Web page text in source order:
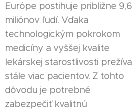
Európe postihuje približne 9,6
miliónov ľudí. Vďaka
technologickým pokrokom
medicíny a vyššej kvalite
lekárskej starostlivosti prežíva
stále viac pacientov. Z tohto
dôvodu je potrebné
zabezpečiť kvalitnú